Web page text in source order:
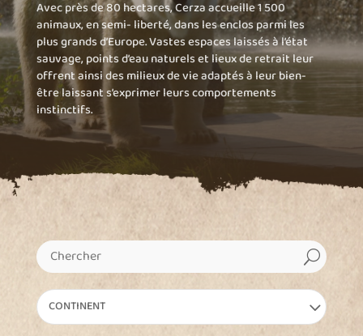
Avec près de 80 hectares, Cerza accueille 1 500
animaux, en semi- liberté, dans les enclos parmi les
plus grands d’Europe. Vastes espaces laissés à l’état
sauvage, points d’eau naturels et lieux de retrait leur
offrent ainsi des milieux de vie adaptés à leur bien-
être laissant s’exprimer leurs comportements
instinctifs.
U
CONTINENT